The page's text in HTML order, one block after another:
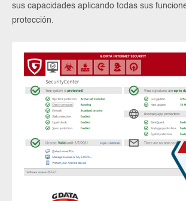
sus capacidades aplicando todas sus
protección.